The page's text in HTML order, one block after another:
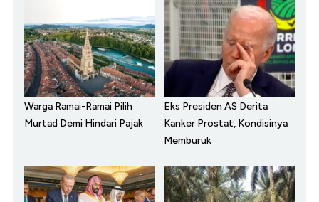
Warga Ramai-Ramai Pilih
Murtad Demi Hindari Pajak
Eks Presiden AS Derita
Kanker Prostat, Kondisinya
Memburuk